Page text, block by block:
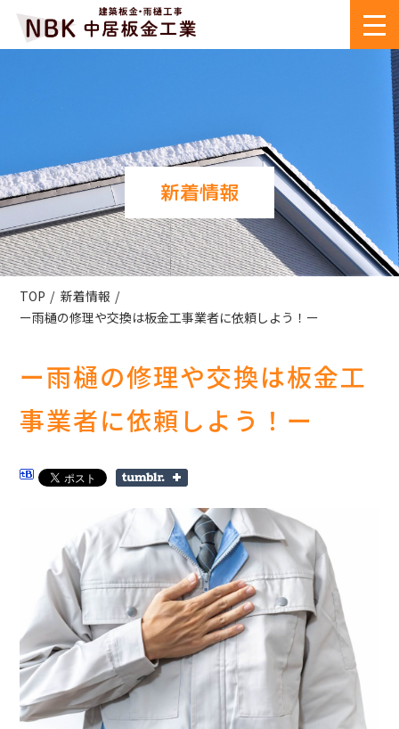
新着情報
TOP
新着情報
ー雨樋の修理や交換は板金工事業者に依頼しよう！ー
ー雨樋の修理や交換は板金工
事業者に依頼しよう！ー